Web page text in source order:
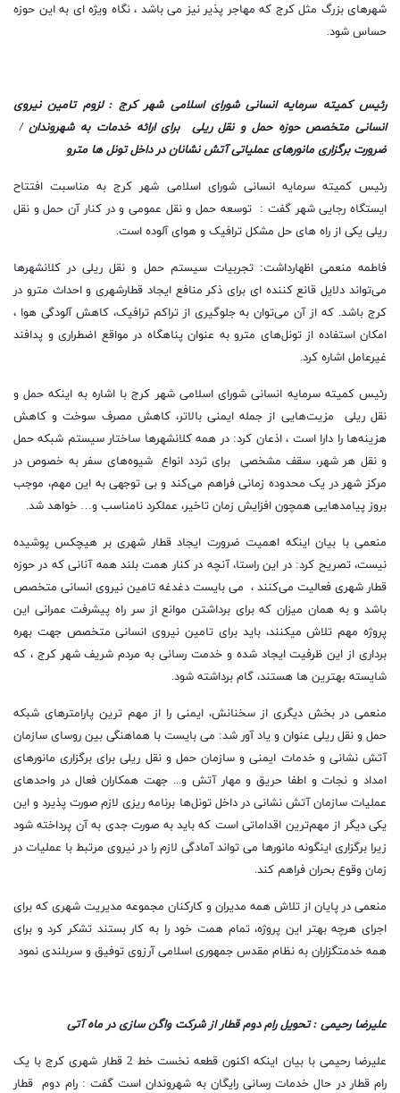
شهرهای بزرگ مثل کرج که مهاجر پذیر نیز می باشد ، نگاه ویژه ای به این حوزه
حساس شود.
رئیس کمیته سرمایه انسانی شورای اسلامی شهر کرج : لزوم تامین نیروی
انسانی متخصص حوزه حمل و نقل ریلی برای ارائه خدمات به شهروندان /
ضرورت برگزاری مانورهای عملیاتی آتش نشانان در داخل تونل ها مترو
رئیس کمیته سرمایه انسانی شورای اسلامی شهر کرج به مناسبت افتتاح
ایستگاه رجایی شهر گفت : توسعه حمل‌ و نقل عمومی و در کنار آن حمل و نقل
ریلی یکی از راه های حل مشکل ترافیک و هوای آلوده است.
فاطمه منعمی اظهارداشت: تجربیات سیستم حمل و نقل ریلی در کلانشهرها
می‌تواند دلایل قانع کننده ای برای ذکر منافع ایجاد قطارشهری و احداث مترو در
کرج باشد. که از آن می‌توان به جلوگیری از تراکم ترافیک، کاهش آلودگی هوا ،
امکان استفاده از تونل‌های مترو به عنوان پناهگاه در مواقع اضطراری و پدافند
غیرعامل اشاره کرد.
رئیس کمیته سرمایه انسانی شورای اسلامی شهر کرج با اشاره به اینکه حمل و
نقل ریلی مزیت‌هایی از جمله ایمنی بالاتر، کاهش مصرف سوخت و کاهش
هزینه‌ها را دارا است ، اذعان کرد: در همه کلانشهرها ساختار سیستم شبکه حمل
و نقل هر شهر، سقف مشخصی برای تردد انواع شیوه‌های سفر به خصوص در
مرکز شهر در یک محدوده زمانی فراهم می‌کند و بی توجهی به این مهم، موجب
بروز پیامد‌هایی همچون افزایش زمان تاخیر، عملکرد نامناسب و… خواهد شد.
منعمی با بیان اینکه اهمیت ضرورت ایجاد قطار شهری بر هیچکس پوشیده
نیست، تصریح کرد: در این راستا، آنچه در کنار همت بلند همه آنانی که در حوزه
قطار شهری فعالیت می‌کنند ، می بایست دغدغه تامین نیروی انسانی متخصص
باشد و به همان میزان که برای برداشتن موانع از سر راه پیشرفت عمرانی این
پروژه مهم تلاش میکنند، باید برای تامین نیروی انسانی متخصص جهت بهره
برداری از این ظرفیت ایجاد شده و خدمت رسانی به مردم شریف شهر کرج ، که
شایسته بهترین ها هستند، گام برداشته شود.
منعمی در بخش دیگری از سخنانش، ایمنی را از مهم ترین پارامترهای شبکه
حمل و نقل ریلی عنوان و یاد آور شد: می بایست با هماهنگی بین روسای سازمان
آتش نشانی و خدمات ایمنی و سازمان حمل و نقل ریلی برای برگزاری مانورهای
امداد و نجات و اطفا حریق و مهار آتش و... جهت همکاران فعال در واحدهای
عملیات سازمان آتش نشانی در داخل تونل‌ها برنامه ریزی لازم صورت پذیرد و این
یکی دیگر از مهم‌ترین اقداماتی است که باید به صورت جدی به آن پرداخته شود
زیرا برگزاری اینگونه مانورها می تواند آمادگی لازم را در نیروی مرتبط با عملیات در
زمان وقوع بحران فراهم کند.
منعمی در پایان از تلاش همه مدیران و کارکنان مجموعه مدیریت شهری که برای
اجرای هرچه بهتر این پروژه، تمام همت خود را به کار بستند تشکر کرد و برای
همه خدمتگزاران به نظام مقدس جمهوری اسلامی آرزوی توفیق و سربلندی نمود
علیرضا رحیمی : تحویل رام دوم قطار از شرکت واگن سازی در ماه آتی
علیرضا رحیمی با بیان اینکه اکنون قطعه نخست خط 2 قطار شهری کرج با یک
رام قطار در حال خدمات رسانی رایگان به شهروندان است گفت : رام دوم قطار